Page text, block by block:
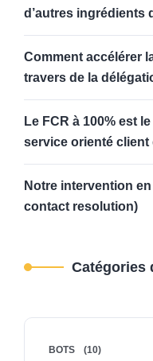
d’autres ingrédients
Comment accélérer
travers de la
Le FCR à 100% est
service orienté
Notre intervention
contact resolution)
Catégories
BOTS (10)